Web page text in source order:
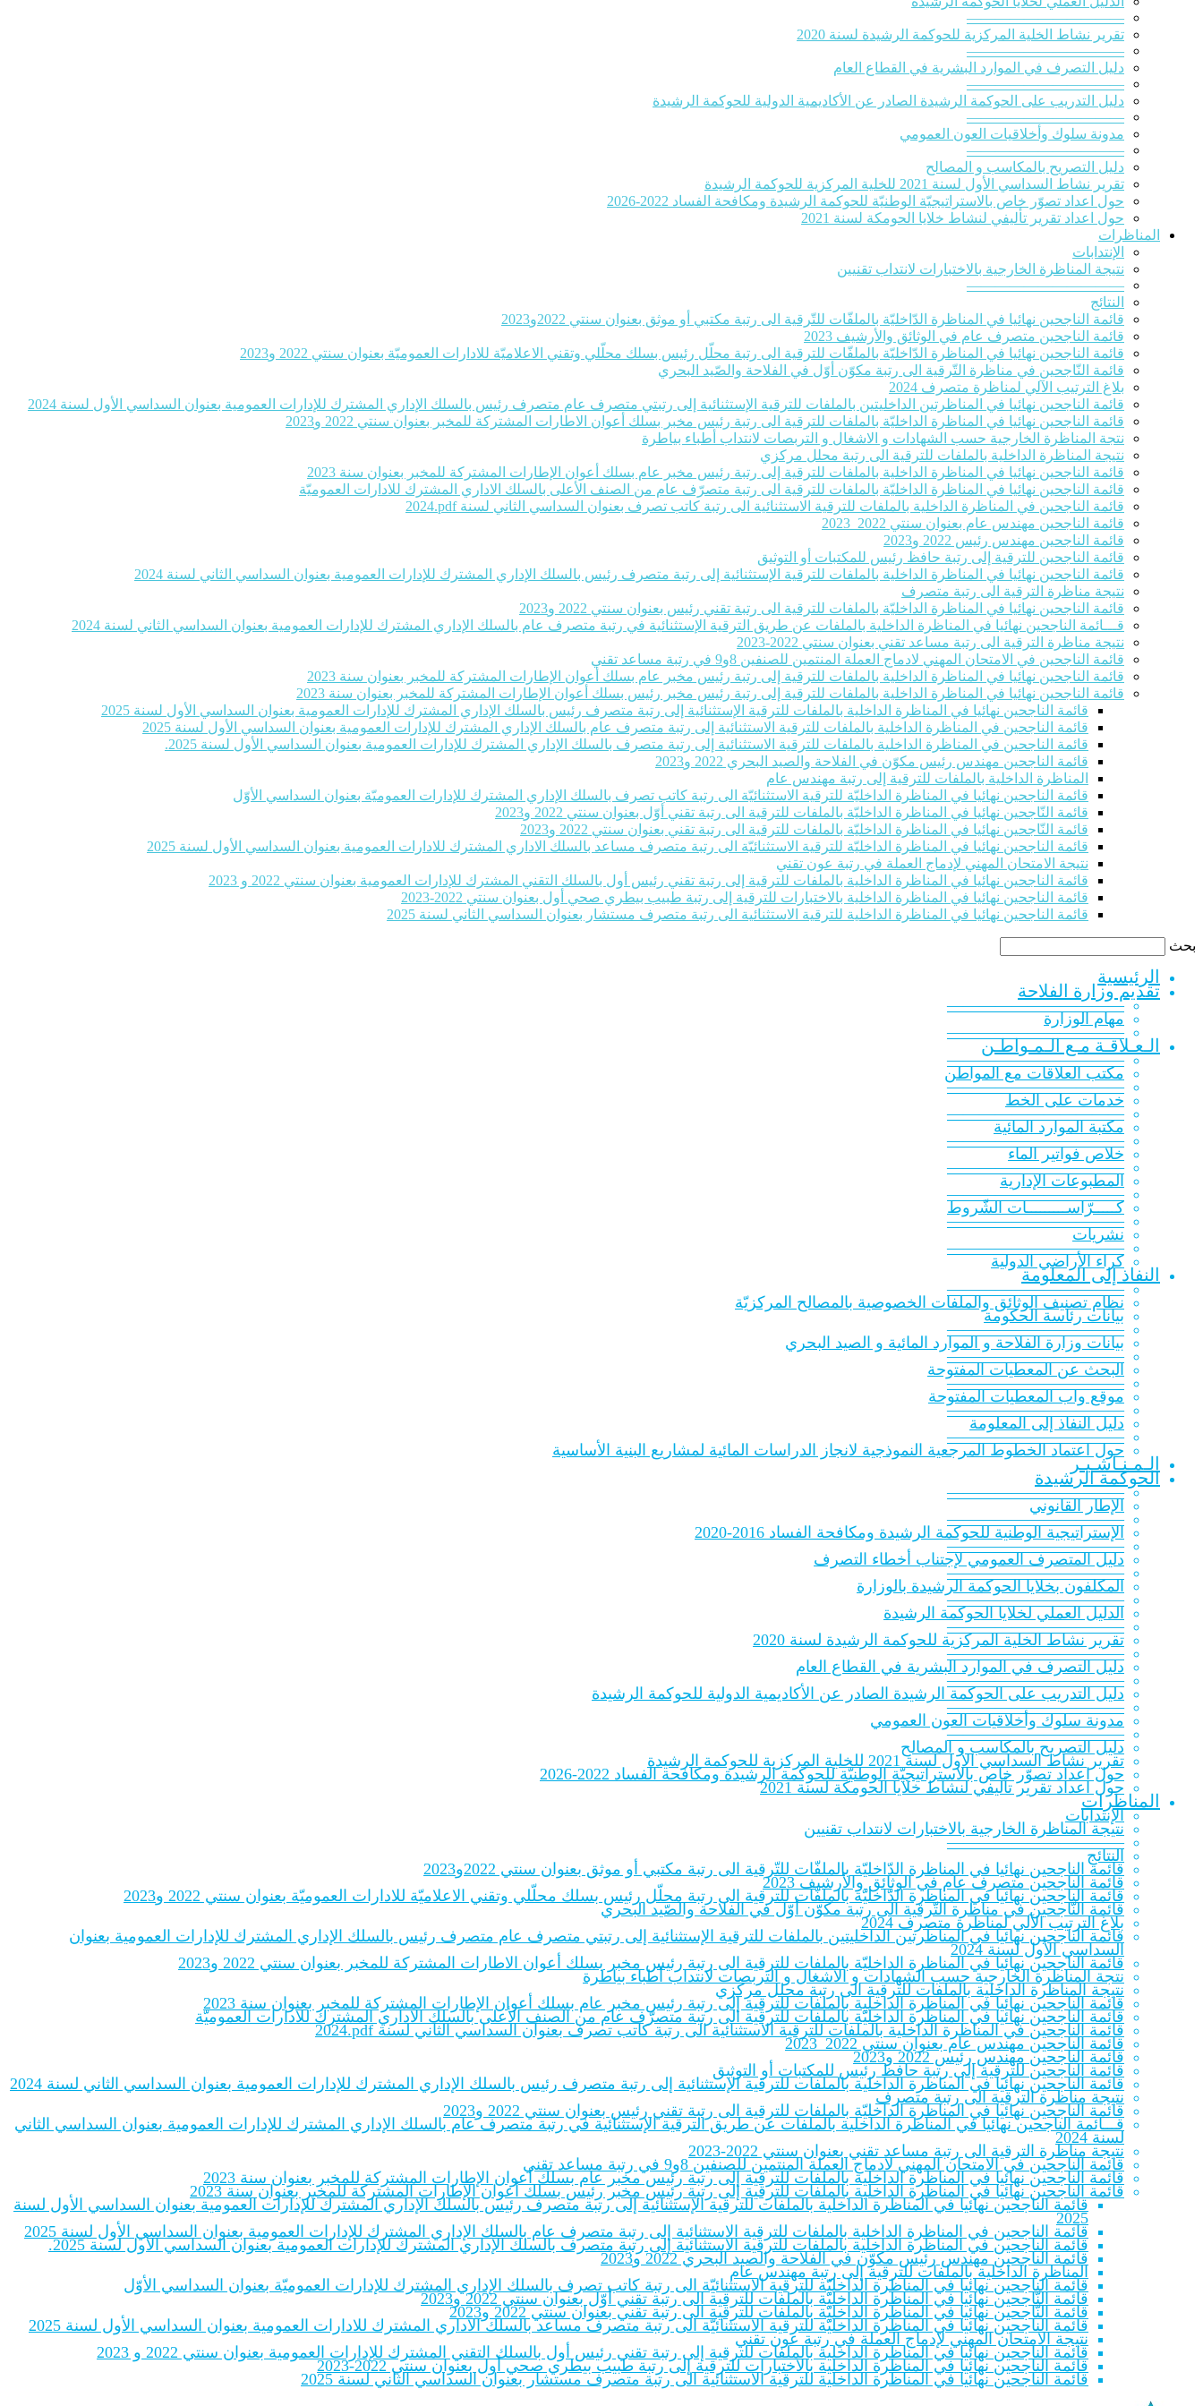
———————————
تقرير نشاط الخلية المركزية للحوكمة الرشيدة لسنة 2020‎
———————————
دليل التصرف في الموارد البشرية في القطاع العام
———————————
دليل التدريب على الحوكمة الرشيدة الصادر عن الأكاديمية الدولية للحوكمة الرشيدة
———————————
مدونة سلوك وأخلاقيات العون العمومي
———————————
دليل التصريح بالمكاسب و المصالح
تقرير نشاط السداسي الأول لسنة 2021 للخلية المركزية للحوكمة الرشيدة
حول اعداد تصوّر خاص بالاستراتيجيّة الوطنيّة للحوكمة الرشيدة ومكافحة الفساد 2022-2026
حول اعداد تقرير تأليفي لنشاط خلايا الحومكة لسنة 2021
المناظرات
الإنتدابات
نتيجة المناظرة الخارجية بالاختبارات لانتداب تقنيين
———————————
النتائج
قائمة الناجحين نهائيا في المناظرة الدّاخليّة بالملفّات للتّرقية الى رتبة مكتبي أو موثق بعنوان سنتي 2022و2023
قائمة الناجحين متصرف عام في الوثائق والأرشيف 2023
قائمة الناجحين نهائيا في المناظرة الدّاخليّة بالملفّات للترقية الى رتبة محلّل رئيس بسلك محلّلي وتقني الاعلاميّة للادارات العموميّة بعنوان سنتي 2022 و2023
قائمة النّاجحين في مناظرة التّرقية الى رتبة مكوّن أوّل في الفلاحة والصّيد البحري
بلاغ الترتيب الآلي لمناظرة متصرف 2024
قائمة الناجحين نهائيا في المناظرتين الداخليتين بالملفات للترقية الإستثنائية إلى رتبتي متصرف عام متصرف رئيس بالسلك الإداري المشترك للإدارات العمومية بعنوان السداسي الأول لسنة 2024
قائمة الناجحين نهائيا في المناظرة الداخليّة بالملفات للترقية الى رتبة رئيس مخبر بسلك أعوان الاطارات المشتركة للمخبر بعنوان سنتي 2022 و2023
نتجة المناظرة الخارجية حسب الشهادات و الاشغال و التربصات لانتداب أطباء بياطرة
نتيجة المناظرة الداخلية بالملفات للترقية الى رتبة محلل مركزي
قائمة الناجحين نهائيا في المناظرة الداخلية بالملفات للترقية إلى رتبة رئيس مخبر عام بسلك أعوان الإطارات المشتركة للمخبر بعنوان سنة 2023
قائمة الناجحين نهائيا في المناظرة الداخليّة بالملفات للترقية الى رتبة متصرّف عام من الصنف الأعلى بالسلك الاداري المشترك للادارات العموميّة
قائمة الناجحين في المناظرة الداخلية بالملفات للترقية الاستثنائية الى رتبة كاتب تصرف بعنوان السداسي الثاني لسنة 2024‎.pdf
قائمة الناجحين مهندس عام بعنوان سنتي 2022_2023
قائمة الناجحين مهندس رئيس 2022 و2023
قائمة الناجحين للترقية إلى رتبة حافظ رئيس للمكتبات أو التوثيق
قائمة الناجحين نهائيا في المناظرة الداخلية بالملفات للترقية الإستثنائية إلى رتبة متصرف رئيس بالسلك الإداري المشترك للإدارات العمومية بعنوان السداسي الثاني لسنة 2024
نتيجة مناظرة الترقية الى رتبة متصرف
قائمة الناجحين نهائيا في المناظرة الداخليّة بالملفات للترقية الى رتبة تقني رئيس بعنوان سنتي 2022 و2023
قـــائمة الناجحين نهائيا في المناظرة الداخلية بالملفات عن طريق الترقية الإستثنائية في رتبة متصرف عام بالسلك الإداري المشترك للإدارات العمومية بعنوان السداسي الثاني لسنة 2024
نتيجة مناظرة الترقية الى رتبة مساعد تقني بعنوان سنتي 2022-2023
قائمة الناجحين في الامتحان المهني لادماج العملة المنتمين للصنفين 8و9 في رتبة مساعد تقني
قائمة الناجحين نهائيا في المناظرة الداخلية بالملفات للترقية إلى رتبة رئيس مخبر عام بسلك أعوان الإطارات المشتركة للمخبر بعنوان سنة 2023
قائمة الناجحين نهائيا في المناظرة الداخلية بالملفات للترقية إلى رتبة رئيس مخبر رئيس بسلك أعوان الإطارات المشتركة للمخبر بعنوان سنة 2023
قائمة الناجحين نهائيا في المناظرة الداخلية بالملفات للترقية الإستثنائية إلى رتبة متصرف رئيس بالسلك الإداري المشترك للإدارات العمومية بعنوان السداسي الأول لسنة 2025
قائمة الناجحين في المناظرة الداخلية بالملفات للترقية الاستثنائية إلى رتبة متصرف عام بالسلك الإداري المشترك للإدارات العمومية بعنوان السداسي الأول لسنة 2025
قائمة الناجحين في المناظرة الداخلية بالملفات للترقية الاستثنائية إلى رتبة متصرف بالسلك الإداري المشترك للإدارات العمومية بعنوان السداسي الأول لسنة 2025.
قائمة الناجحين مهندس رئيس مكوّن في الفلاحة والصيد البحري 2022 و2023
المناظرة الداخلية بالملفات للترقية إلى رتبة مهندس عام
قائمة الناجحين نهائيا في المناظرة الداخليّة للترقية الاستثنائيّة الى رتبة كاتب تصرف بالسلك الإداري المشترك للإدارات العموميّة بعنوان السداسي الأوّل
قائمة النّاجحين نهائيا في المناظرة الداخليّة بالملفات للترقية الى رتبة تقني أوّل بعنوان سنتي 2022 و2023
قائمة النّاجحين نهائيا في المناظرة الداخليّة بالملفات للترقية الى رتبة تقني بعنوان سنتي 2022 و2023
قائمة الناجحين نهائيا في المناظرة الداخليّة للترقية الاستثنائيّة الى رتبة متصرف مساعد بالسلك الاداري المشترك للادارات العمومية بعنوان السداسي الأول لسنة 2025
نتيجة الامتحان المهني لإدماج العملة في رتبة عون تقني
قائمة الناجحين نهائيا في المناظرة الداخلية بالملفات للترقية إلى رتبة تقني رئيس أول بالسلك التقني المشترك للإدارات العمومية بعنوان سنتي 2022 و 2023
قائمة الناجحين نهائيا في المناظرة الداخلية بالاختبارات للترقية إلى رتبة طبيب بيطري صحي أول بعنوان سنتي 2022-2023‎
قائمة الناجحين نهائيا في المناظرة الداخلية للترقية الاستثنائية الى رتبة متصرف مستشار بعنوان السداسي الثاني لسنة 2025‎
بحث
الرئيسية
تقديم وزارة الفلاحة
———————————
مهام الوزارة
———————————
الـعـلاقـة مـع الـمـواطـن
———————————
مكتب العلاقات مع المواطن
———————————
خدمات على الخط
———————————
مكتبة الموارد المائية
———————————
خلاص فواتير الماء
———————————
المطبوعات الإدارية
———————————
كـــــرّاســـــــــات الشّروط
———————————
نشريات
———————————
كراء الأراضي الدولية
النفاذ إلى المعلومة
———————————
نظام تصنيف الوثائق والملفات الخصوصية بالمصالح المركزيّة
بيانات رئاسة الحكومة
———————————
بيانات وزارة الفلاحة و الموارد المائية و الصيد البحري
———————————
البحث عن المعطيات المفتوحة
———————————
موقع واب المعطيات المفتوحة
———————————
دليل النفاذ إلى المعلومة
———————————
حول اعتماد الخطوط المرجعية النموذجية لانجاز الدراسات المائية لمشاريع البنية الأساسية
الـمـنـاشـيـر
الحوكمة الرشيدة
———————————
الإطار القانوني
———————————
الإستراتيجية الوطنية للحوكمة الرشيدة ومكافحة الفساد 2016-2020
———————————
دليل المتصرف العمومي لإجتناب أخطاء التصرف
———————————
المكلفون بخلايا الحوكمة الرشيدة بالوزارة
———————————
الدلیل العملي لخلایا الحوكمة الرشيدة
———————————
تقرير نشاط الخلية المركزية للحوكمة الرشيدة لسنة 2020‎
———————————
دليل التصرف في الموارد البشرية في القطاع العام
———————————
دليل التدريب على الحوكمة الرشيدة الصادر عن الأكاديمية الدولية للحوكمة الرشيدة
———————————
مدونة سلوك وأخلاقيات العون العمومي
———————————
دليل التصريح بالمكاسب و المصالح
تقرير نشاط السداسي الأول لسنة 2021 للخلية المركزية للحوكمة الرشيدة
حول اعداد تصوّر خاص بالاستراتيجيّة الوطنيّة للحوكمة الرشيدة ومكافحة الفساد 2022-2026
حول اعداد تقرير تأليفي لنشاط خلايا الحومكة لسنة 2021
المناظرات
الإنتدابات
نتيجة المناظرة الخارجية بالاختبارات لانتداب تقنيين
———————————
النتائج
قائمة الناجحين نهائيا في المناظرة الدّاخليّة بالملفّات للتّرقية الى رتبة مكتبي أو موثق بعنوان سنتي 2022و2023
قائمة الناجحين متصرف عام في الوثائق والأرشيف 2023
قائمة الناجحين نهائيا في المناظرة الدّاخليّة بالملفّات للترقية الى رتبة محلّل رئيس بسلك محلّلي وتقني الاعلاميّة للادارات العموميّة بعنوان سنتي 2022 و2023
قائمة النّاجحين في مناظرة التّرقية الى رتبة مكوّن أوّل في الفلاحة والصّيد البحري
بلاغ الترتيب الآلي لمناظرة متصرف 2024
قائمة الناجحين نهائيا في المناظرتين الداخليتين بالملفات للترقية الإستثنائية إلى رتبتي متصرف عام متصرف رئيس بالسلك الإداري المشترك للإدارات العمومية بعنوان
السداسي الأول لسنة 2024
قائمة الناجحين نهائيا في المناظرة الداخليّة بالملفات للترقية الى رتبة رئيس مخبر بسلك أعوان الاطارات المشتركة للمخبر بعنوان سنتي 2022 و2023
نتجة المناظرة الخارجية حسب الشهادات و الاشغال و التربصات لانتداب أطباء بياطرة
نتيجة المناظرة الداخلية بالملفات للترقية الى رتبة محلل مركزي
قائمة الناجحين نهائيا في المناظرة الداخلية بالملفات للترقية إلى رتبة رئيس مخبر عام بسلك أعوان الإطارات المشتركة للمخبر بعنوان سنة 2023
قائمة الناجحين نهائيا في المناظرة الداخليّة بالملفات للترقية الى رتبة متصرّف عام من الصنف الأعلى بالسلك الاداري المشترك للادارات العموميّة
قائمة الناجحين في المناظرة الداخلية بالملفات للترقية الاستثنائية الى رتبة كاتب تصرف بعنوان السداسي الثاني لسنة 2024‎.pdf
قائمة الناجحين مهندس عام بعنوان سنتي 2022_2023
قائمة الناجحين مهندس رئيس 2022 و2023
قائمة الناجحين للترقية إلى رتبة حافظ رئيس للمكتبات أو التوثيق
قائمة الناجحين نهائيا في المناظرة الداخلية بالملفات للترقية الإستثنائية إلى رتبة متصرف رئيس بالسلك الإداري المشترك للإدارات العمومية بعنوان السداسي الثاني لسنة 2024
نتيجة مناظرة الترقية الى رتبة متصرف
قائمة الناجحين نهائيا في المناظرة الداخليّة بالملفات للترقية الى رتبة تقني رئيس بعنوان سنتي 2022 و2023
قـــائمة الناجحين نهائيا في المناظرة الداخلية بالملفات عن طريق الترقية الإستثنائية في رتبة متصرف عام بالسلك الإداري المشترك للإدارات العمومية بعنوان السداسي الثاني
لسنة 2024
نتيجة مناظرة الترقية الى رتبة مساعد تقني بعنوان سنتي 2022-2023
قائمة الناجحين في الامتحان المهني لادماج العملة المنتمين للصنفين 8و9 في رتبة مساعد تقني
قائمة الناجحين نهائيا في المناظرة الداخلية بالملفات للترقية إلى رتبة رئيس مخبر عام بسلك أعوان الإطارات المشتركة للمخبر بعنوان سنة 2023
قائمة الناجحين نهائيا في المناظرة الداخلية بالملفات للترقية إلى رتبة رئيس مخبر رئيس بسلك أعوان الإطارات المشتركة للمخبر بعنوان سنة 2023
قائمة الناجحين نهائيا في المناظرة الداخلية بالملفات للترقية الإستثنائية إلى رتبة متصرف رئيس بالسلك الإداري المشترك للإدارات العمومية بعنوان السداسي الأول لسنة
2025
قائمة الناجحين في المناظرة الداخلية بالملفات للترقية الاستثنائية إلى رتبة متصرف عام بالسلك الإداري المشترك للإدارات العمومية بعنوان السداسي الأول لسنة 2025
قائمة الناجحين في المناظرة الداخلية بالملفات للترقية الاستثنائية إلى رتبة متصرف بالسلك الإداري المشترك للإدارات العمومية بعنوان السداسي الأول لسنة 2025.
قائمة الناجحين مهندس رئيس مكوّن في الفلاحة والصيد البحري 2022 و2023
المناظرة الداخلية بالملفات للترقية إلى رتبة مهندس عام
قائمة الناجحين نهائيا في المناظرة الداخليّة للترقية الاستثنائيّة الى رتبة كاتب تصرف بالسلك الإداري المشترك للإدارات العموميّة بعنوان السداسي الأوّل
قائمة النّاجحين نهائيا في المناظرة الداخليّة بالملفات للترقية الى رتبة تقني أوّل بعنوان سنتي 2022 و2023
قائمة النّاجحين نهائيا في المناظرة الداخليّة بالملفات للترقية الى رتبة تقني بعنوان سنتي 2022 و2023
قائمة الناجحين نهائيا في المناظرة الداخليّة للترقية الاستثنائيّة الى رتبة متصرف مساعد بالسلك الاداري المشترك للادارات العمومية بعنوان السداسي الأول لسنة 2025
نتيجة الامتحان المهني لإدماج العملة في رتبة عون تقني
قائمة الناجحين نهائيا في المناظرة الداخلية بالملفات للترقية إلى رتبة تقني رئيس أول بالسلك التقني المشترك للإدارات العمومية بعنوان سنتي 2022 و 2023
قائمة الناجحين نهائيا في المناظرة الداخلية بالاختبارات للترقية إلى رتبة طبيب بيطري صحي أول بعنوان سنتي 2022-2023‎
قائمة الناجحين نهائيا في المناظرة الداخلية للترقية الاستثنائية الى رتبة متصرف مستشار بعنوان السداسي الثاني لسنة 2025‎